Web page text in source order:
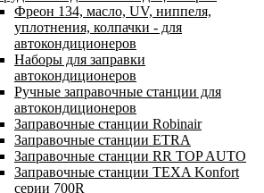
Фреон 134, масло, UV, ниппеля,
уплотнения, колпачки - для
автокондиционеров
Наборы для заправки
автокондиционеров
Ручные заправочные станции для
автокондиционеров
Заправочные станции Robinair
Заправочные станции ETRA
Заправочные станции RR TOP AUTO
Заправочные станции TEXA Konfort
серии 700R